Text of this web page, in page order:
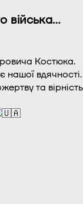
війська…
Костюка.
нашої вдячності.
та вірність